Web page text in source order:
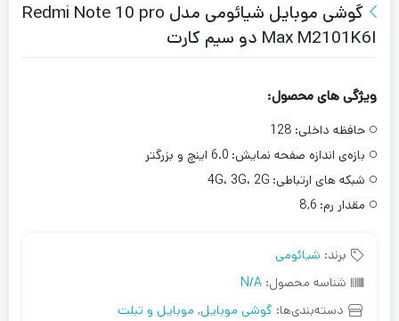
گوشی موبایل شیائومی مدل Redmi Note 10 pro
Max M2101K6I دو سیم‌ کارت
ویژگی های محصول:
حافظه داخلی: 128
بازه‌ی اندازه صفحه نمایش: 6.0 اینچ و بزرگتر
شبکه های ارتباطی: 4G، 3G، 2G
مقدار رم: 8,6
برند: شیائومی
شناسه محصول: N/A
دسته‌بندی‌ها: گوشی موبایل, موبایل و تبلت